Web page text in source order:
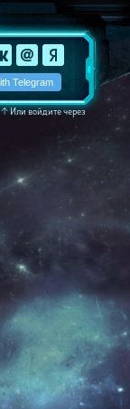
↑Или войдите через